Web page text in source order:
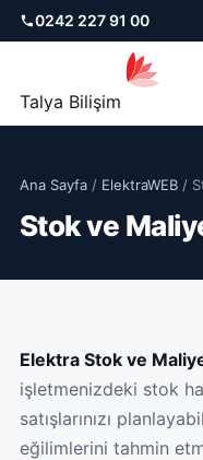
0242 227 91 00
Talya Bilişim
Ana Sayfa / ElektraWEB /
Stok ve
Elektra Stok ve
işletmenizdeki stok
satışlarınızı
eğilimlerini tahmin